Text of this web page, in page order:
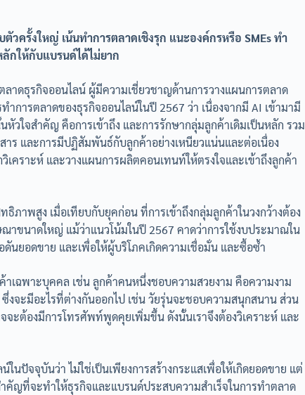
วครั้งใหญ่ เน้นทำการตลาดเชิงรุก แนะองค์กรหรือ SMEs ทำ
ลักให้กับแบรนด์ได้ไม่ยาก
ดธุรกิจออนไลน์ ผู้มีความเชี่ยวชาญด้านการวางแผนการตลาด
การตลาดของธุรกิจออนไลน์ในปี 2567 ว่า เนื่องจากมี AI เข้ามามี
ใจสำคัญ คือการเข้าถึง และการรักษากลุ่มลูกค้าเดิมเป็นหลัก รวม
ร และการมีปฏิสัมพันธ์กับลูกค้าอย่างเหนียวแน่นและต่อเนื่อง
เคราะห์ และวางแผนการผลิตคอนเทนท์ให้ตรงใจและเข้าถึงลูกค้า
าพสูง เมื่อเทียบกับยุคก่อน ที่การเข้าถึงกลุ่มลูกค้าในวงกว้างต้อง
าขนาดใหญ่ แม้ว่าแนวโน้มในปี 2567 คาดว่าการใช้งบประมาณใน
นยอดขาย และเพื่อให้ผู้บริโภคเกิดความเชื่อมั่น และซื้อซ้ำ
เฉพาะบุคคล เช่น ลูกค้าคนหนึ่งชอบความสวยงาม คือความงาม
งจะมีอะไรที่ต่างกันออกไป เช่น วัยรุ่นจะชอบความสนุกสนาน ส่วน
ต้องมีการโทรศัพท์พูดคุยเพิ่มขึ้น ดังนั้นเราจึงต้องวิเคราะห์ และ
ปัจจุบันว่า ไม่ใช่เป็นเพียงการสร้างกระแสเพื่อให้เกิดยอดขาย แต่
ญที่จะทำให้ธุรกิจและแบรนด์ประสบความสำเร็จในการทำตลาด